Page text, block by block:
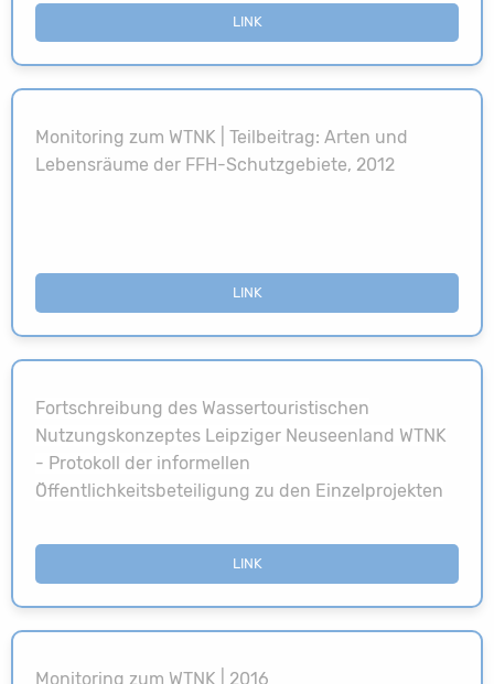
LINK
Monitoring zum WTNK | Teilbeitrag: Arten und
Lebensräume der FFH-Schutzgebiete, 2012
LINK
Fortschreibung des Wassertouristischen
Nutzungskonzeptes Leipziger Neuseenland WTNK
- Protokoll der informellen
Öffentlichkeitsbeteiligung zu den Einzelprojekten
LINK
Monitoring zum WTNK | 2016